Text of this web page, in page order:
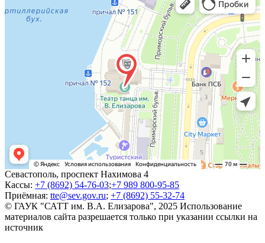
Севастополь, проспект Нахимова 4
Кассы: +7 (8692) 54-76-03;+7 989 800-95-85
Приёмная: tte@sev.gov.ru; +7 (8692) 55-32-74
© ГАУК "САТТ им. В.А. Елизарова", 2025 Использование
материалов сайта разрешается только при указании ссылки на
источник